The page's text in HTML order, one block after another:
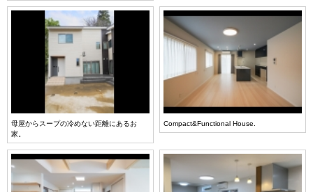
母屋からスープの冷めない距離にあるお
家。
Compact&Functional House.